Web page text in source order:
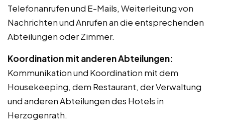
Telefonanrufen und E-Mails, Weiterleitung von
Nachrichten und Anrufen an die entsprechenden
Abteilungen oder Zimmer.
Koordination mit anderen Abteilungen:
Kommunikation und Koordination mit dem
Housekeeping, dem Restaurant, der Verwaltung
und anderen Abteilungen des Hotels in
Herzogenrath.